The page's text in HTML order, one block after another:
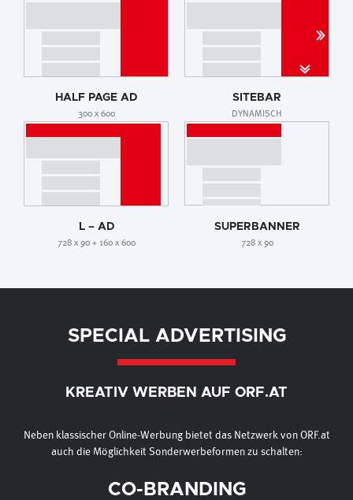
HALF PAGE AD
300 x 600
SITEBAR
DYNAMISCH
L – AD
728 x 90 + 160 x 600
SUPERBANNER
728 x 90
SPECIAL ADVERTISING
KREATIV WERBEN AUF ORF.AT
Neben klassischer Online-Werbung bietet das Netzwerk von ORF.at
auch die Möglichkeit Sonderwerbeformen zu schalten:
CO-BRANDING